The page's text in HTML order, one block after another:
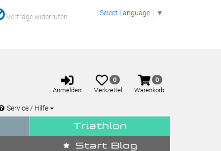
Verträge widerrufen Select Language ▼
Anmelden
Merkzettel
aufklappen
0
Merkzettel
Warenkorb
aufklappen
0
Warenkorb:
Service / Hilfe
Triathlon
Start Blog